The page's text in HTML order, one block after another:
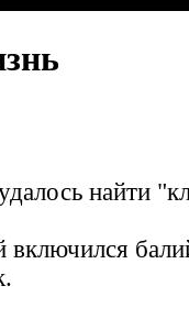
найти